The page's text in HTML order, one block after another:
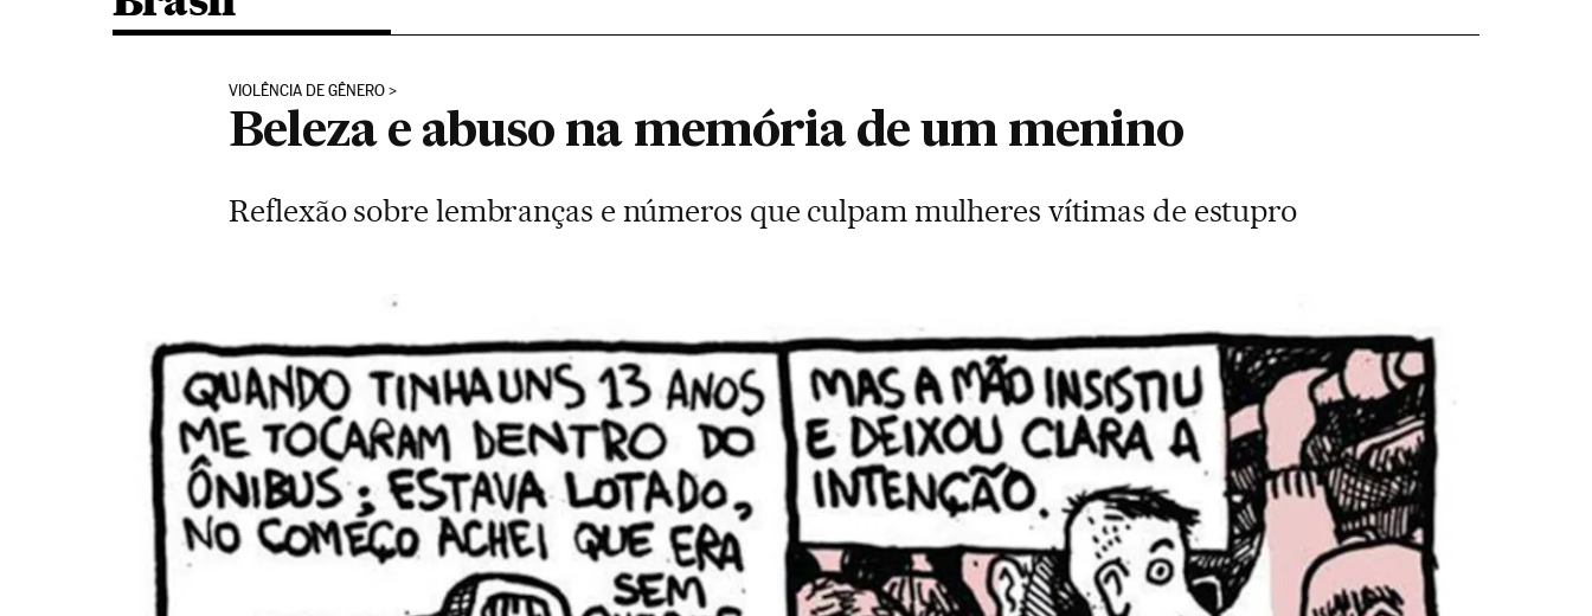
VIOLÊNCIA DE GÊNERO
Beleza e abuso na memória de um menino
Reflexão sobre lembranças e números que culpam mulheres vítimas de estupro